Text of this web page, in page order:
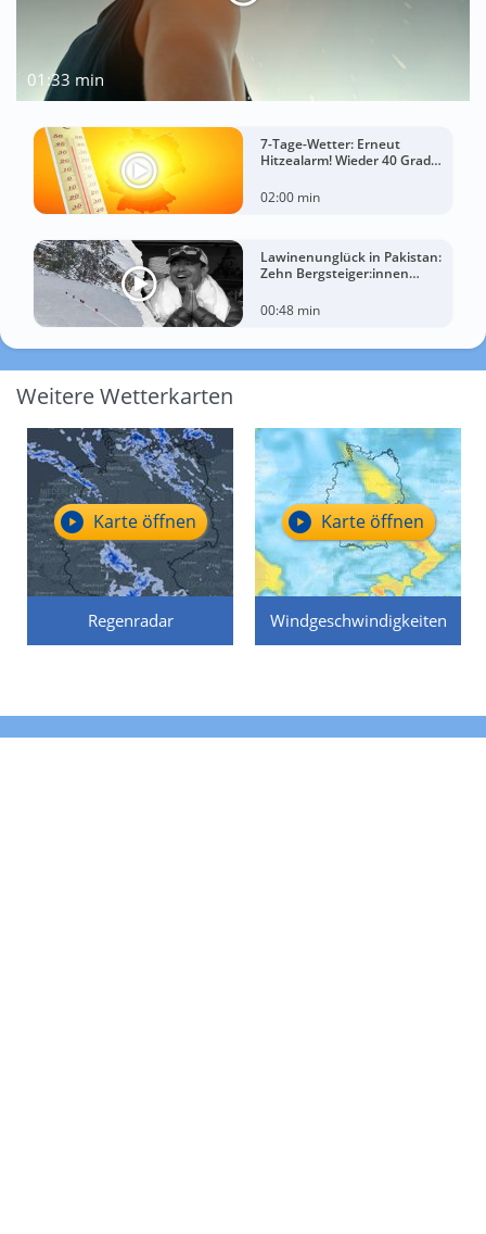
01:33 min
7-Tage-Wetter: Erneut
Hitzealarm! Wieder 40 Grad
02:00 min
Lawinenunglück in Pakistan:
Zehn Bergsteiger:innen
00:48 min
Weitere Wetterkarten
Regenradar
Karte öffnen
Windgeschwindigkeiten
Karte öffnen